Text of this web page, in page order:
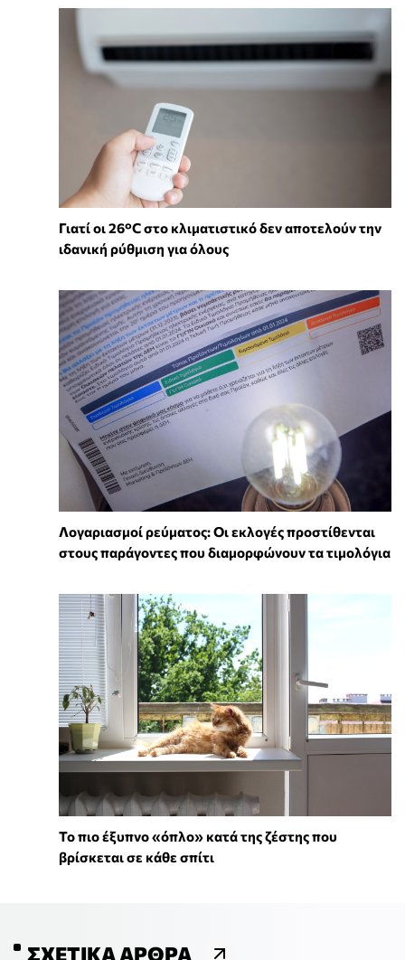
Γιατί οι 26°C στο κλιματιστικό δεν αποτελούν την
ιδανική ρύθμιση για όλους
Λογαριασμοί ρεύματος: Οι εκλογές προστίθενται
στους παράγοντες που διαμορφώνουν τα τιμολόγια
To πιο έξυπνο «όπλο» κατά της ζέστης που
βρίσκεται σε κάθε σπίτι
ΣΧΕΤΙΚΆ ΆΡΘΡΑ